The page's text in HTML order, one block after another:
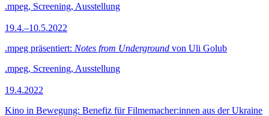
.mpeg, Screening, Ausstellung
19.4.–10.5.2022
.mpeg präsentiert: Notes from Underground von Uli Golub
.mpeg, Screening, Ausstellung
19.4.2022
Kino in Bewegung: Benefiz für Filmemacher:innen aus der Ukraine